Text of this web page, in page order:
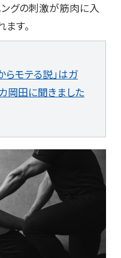
ングの刺激が筋肉に入
す。
らモテる説」はガ
岡田に聞きました